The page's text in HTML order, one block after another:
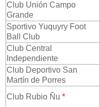
Club Unión Campo
Grande
Sportivo Yuquyry Foot
Ball Club
Club Central
Independiente
Club Deportivo San
Martín de Porres
Club Rubio Ñu *